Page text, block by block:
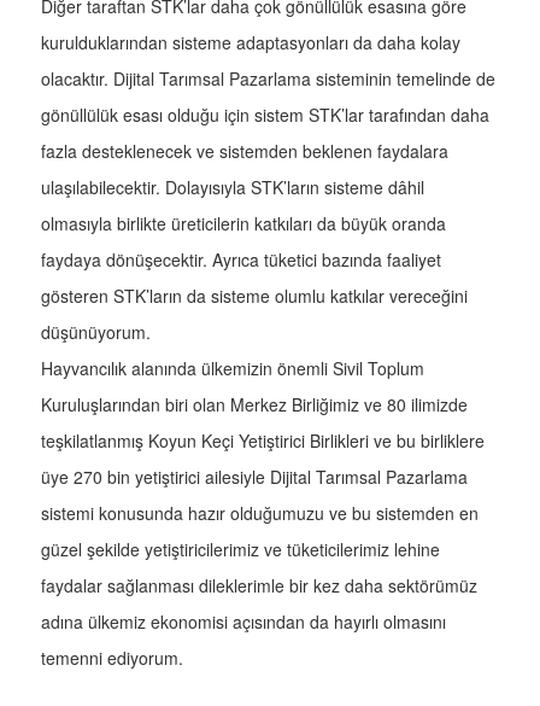
Diğer taraftan STK’lar daha çok gönüllülük esasına göre
kurulduklarından sisteme adaptasyonları da daha kolay
olacaktır. Dijital Tarımsal Pazarlama sisteminin temelinde de
gönüllülük esası olduğu için sistem STK’lar tarafından daha
fazla desteklenecek ve sistemden beklenen faydalara
ulaşılabilecektir. Dolayısıyla STK’ların sisteme dâhil
olmasıyla birlikte üreticilerin katkıları da büyük oranda
faydaya dönüşecektir. Ayrıca tüketici bazında faaliyet
gösteren STK’ların da sisteme olumlu katkılar vereceğini
düşünüyorum.
Hayvancılık alanında ülkemizin önemli Sivil Toplum
Kuruluşlarından biri olan Merkez Birliğimiz ve 80 ilimizde
teşkilatlanmış Koyun Keçi Yetiştirici Birlikleri ve bu birliklere
üye 270 bin yetiştirici ailesiyle Dijital Tarımsal Pazarlama
sistemi konusunda hazır olduğumuzu ve bu sistemden en
güzel şekilde yetiştiricilerimiz ve tüketicilerimiz lehine
faydalar sağlanması dileklerimle bir kez daha sektörümüz
adına ülkemiz ekonomisi açısından da hayırlı olmasını
temenni ediyorum.